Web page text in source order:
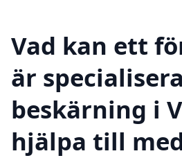
Vad kan ett
är
beskärning i
hjälpa till